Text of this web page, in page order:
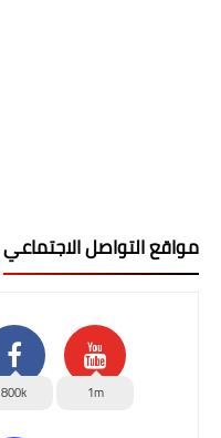
مواقع التواصل الاجتماعي
1m
800k